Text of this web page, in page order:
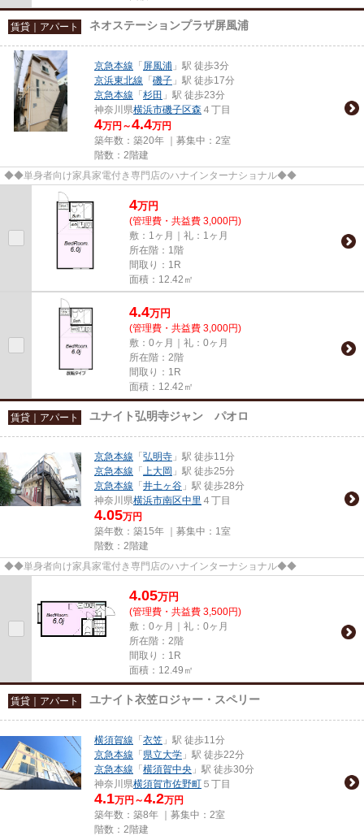
賃貸｜アパート ネオステーションプラザ屏風浦
京急本線 「 屏風浦 」駅 徒歩3分
京浜東北線 「 磯子 」駅 徒歩17分
京急本線 「 杉田 」駅 徒歩23分
神奈川県横浜市磯子区森 ４丁目
4万円～4.4万円
築年数：築20年 ｜募集中： 2室
階数：2階建
◆◆単身者向け家具家電付き専門店のハナインターナショナル◆◆
4万円
(管理費・共益費 3,000円)
敷：1ヶ月｜礼：1ヶ月
所在階：1階
間取り：1R
面積：12.42㎡
4.4万円
(管理費・共益費 3,000円)
敷：0ヶ月｜礼：0ヶ月
所在階：2階
間取り：1R
面積：12.42㎡
賃貸｜アパート ユナイト弘明寺ジャン パオロ
京急本線 「 弘明寺 」駅 徒歩11分
京急本線 「 上大岡 」駅 徒歩25分
京急本線 「 井土ヶ谷 」駅 徒歩28分
神奈川県横浜市南区中里 ４丁目
4.05万円
築年数：築15年 ｜募集中： 1室
階数：2階建
◆◆単身者向け家具家電付き専門店のハナインターナショナル◆◆
4.05万円
(管理費・共益費 3,500円)
敷：0ヶ月｜礼：0ヶ月
所在階：2階
間取り：1R
面積：12.49㎡
賃貸｜アパート ユナイト衣笠ロジャー・スペリー
横須賀線 「 衣笠 」駅 徒歩11分
京急本線 「 県立大学 」駅 徒歩22分
京急本線 「 横須賀中央 」駅 徒歩30分
神奈川県横須賀市佐野町 ５丁目
4.1万円～4.2万円
築年数：築8年 ｜募集中： 2室
階数：2階建